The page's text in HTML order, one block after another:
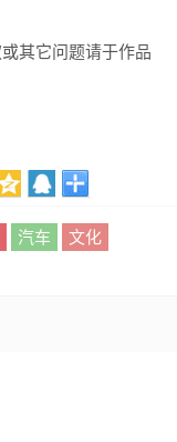
其它问题请于作品
汽车
文化